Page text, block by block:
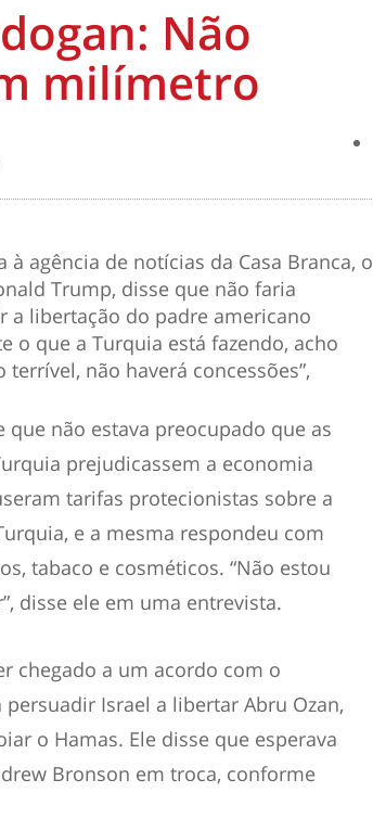
Não
milímetro
agência de notícias da Casa Branca, o
Trump, disse que não faria
a libertação do padre americano
o que a Turquia está fazendo, acho
não haverá concessões”,
não estava preocupado que as
prejudicassem a economia
tarifas protecionistas sobre a
e a mesma respondeu com
tabaco e cosméticos. “Não estou
disse ele em uma entrevista.
chegado a um acordo com o
Israel a libertar Abru Ozan,
o Hamas. Ele disse que esperava
Bronson em troca, conforme